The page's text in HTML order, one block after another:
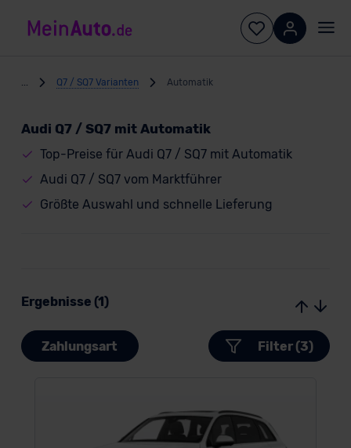
Q7 / SQ7 Varianten Automatik
Audi Q7 / SQ7 mit Automatik
Top-Preise für Audi Q7 / SQ7 mit Automatik
Audi Q7 / SQ7 vom Marktführer
Größte Auswahl und schnelle Lieferung
Ergebnisse (1)
Zahlungsart Filter (3)